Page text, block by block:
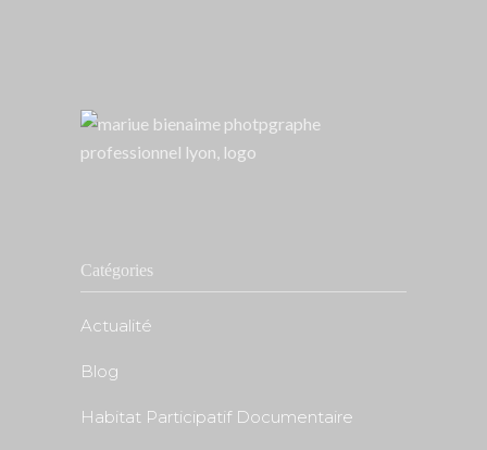
Catégories
Actualité
Blog
Habitat Participatif Documentaire